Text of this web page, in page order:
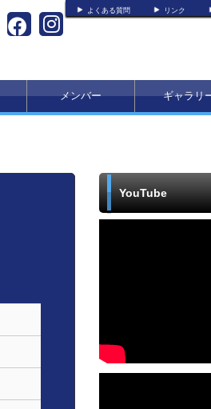
よくある質問 リンク
メンバー ギャラリ
YouTube